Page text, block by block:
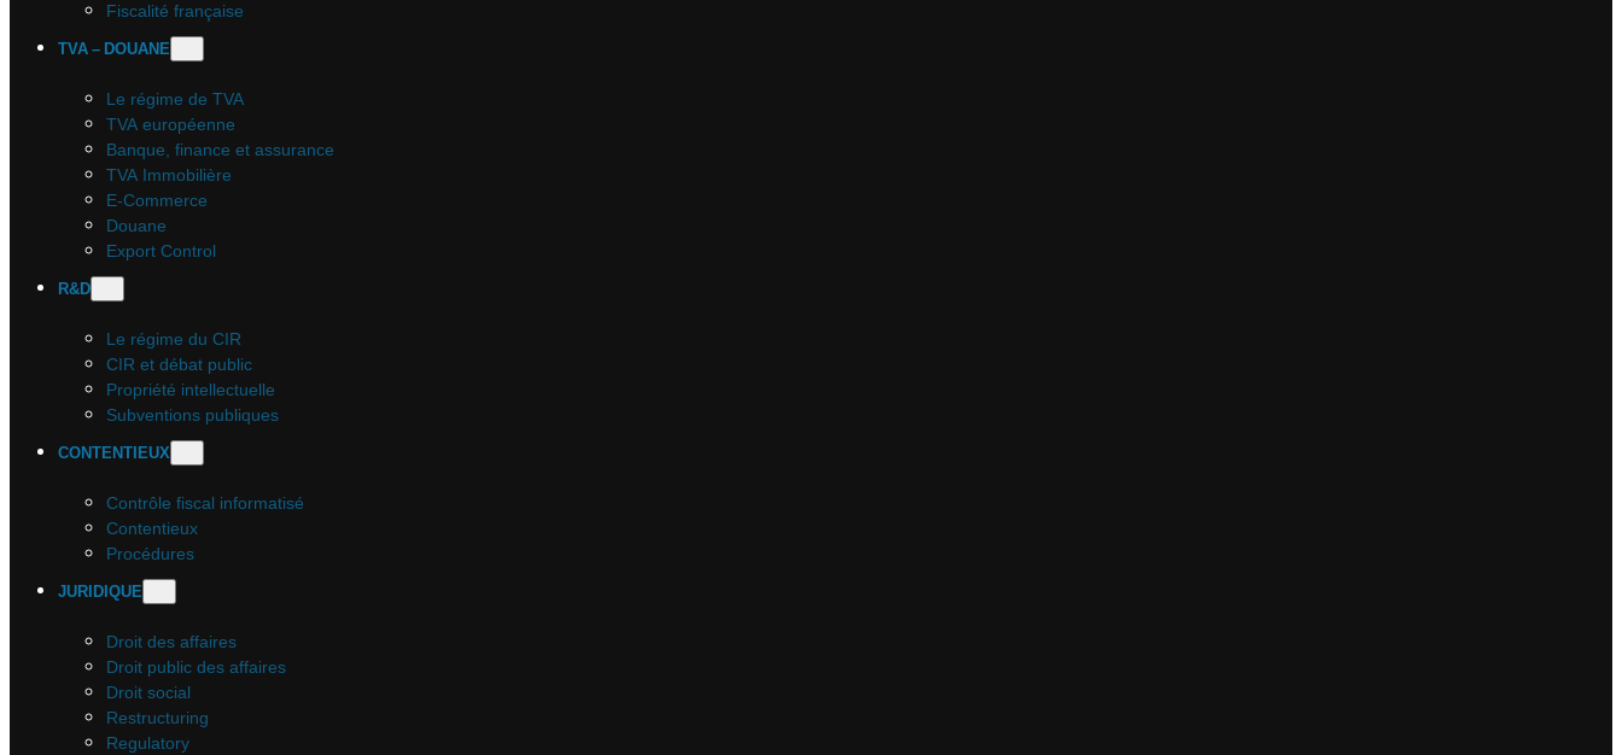
Fiscalité française
TVA – DOUANE
Le régime de TVA
TVA européenne
Banque, finance et assurance
TVA Immobilière
E-Commerce
Douane
Export Control
R&D
Le régime du CIR
CIR et débat public
Propriété intellectuelle
Subventions publiques
CONTENTIEUX
Contrôle fiscal informatisé
Contentieux
Procédures
JURIDIQUE
Droit des affaires
Droit public des affaires
Droit social
Restructuring
Regulatory